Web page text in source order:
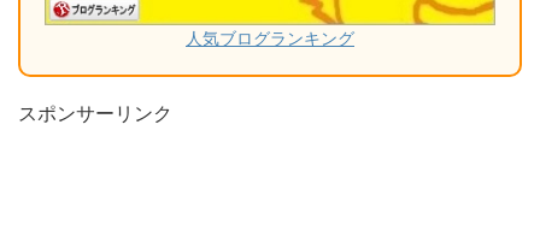
人気ブログランキング
スポンサーリンク